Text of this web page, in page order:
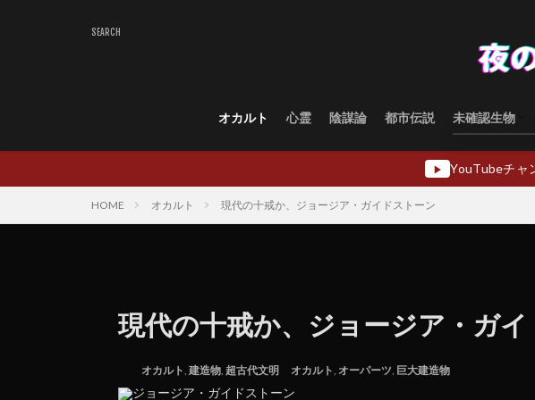
オカルト 心霊 陰謀論 都市伝説 未確認生物
水棲型
類人猿型
飛行生物型
▶ YouTubeチャ
HOME オカルト 現代の十戒か、ジョージア・ガイドストーン
現代の十戒か、ジョージア・ガ
オカルト, 建造物, 超古代文明 オカルト, オーパーツ, 巨大建造物